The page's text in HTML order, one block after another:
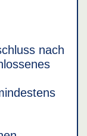
nach